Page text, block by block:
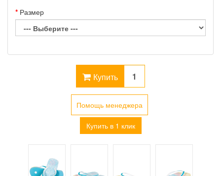
Размер
Купить
Помощь менеджера
Купить в 1 клик